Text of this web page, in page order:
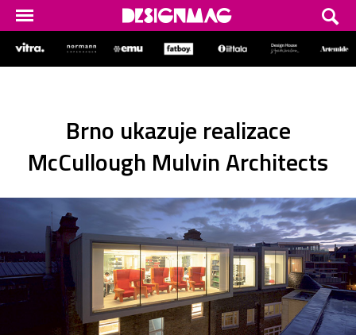
Brno ukazuje realizace
McCullough Mulvin Architects